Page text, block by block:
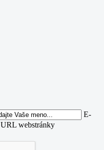
E-
URL webstránky